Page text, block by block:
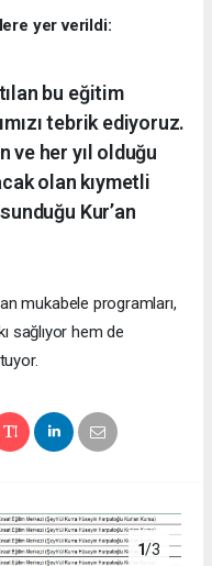
yer verildi:
bu eğitim
tebrik ediyoruz.
ve her yıl olduğu
olan kıymetli
Kur’an
mukabele programları,
sağlıyor hem de
1/3